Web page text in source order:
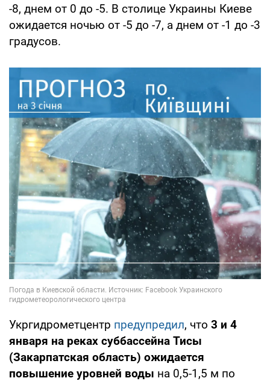
-8, днем от 0 до -5. В столице Украины Киеве
ожидается ночью от -5 до -7, а днем от -1 до -3
градусов.
Укргидрометцентр предупредил, что 3 и 4
января на реках суббассейна Тисы
(Закарпатская область) ожидается
повышение уровней воды на 0,5-1,5 м по